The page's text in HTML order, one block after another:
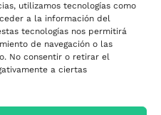
utilizamos tecnologías como
a la información del
tecnologías nos permitirá
de navegación o las
No consentir o retirar el
a ciertas